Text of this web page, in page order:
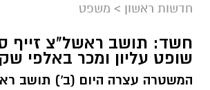
חדשות ראשון > משפט
חשד: תושב ראשל"צ זייף
שופט עליון ומכר באלפי
המשטרה עצרה היום (ב') תושב